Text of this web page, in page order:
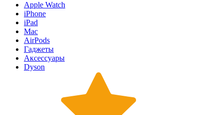
Apple Watch
iPhone
iPad
Mac
AirPods
Гаджеты
Аксессуары
Dyson